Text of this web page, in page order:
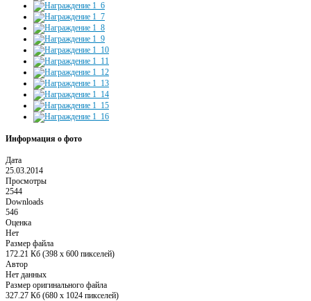
Информация о фото
Дата
25.03.2014
Просмотры
2544
Downloads
546
Оценка
Нет
Размер файла
172.21 Кб (398 x 600 пикселей)
Автор
Нет данных
Размер оригинального файла
327.27 Кб (680 x 1024 пикселей)